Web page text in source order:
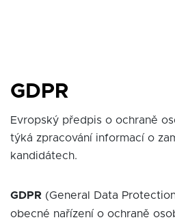
GDPR
Evropský předpis o ochraně
týká zpracování informací o
kandidátech.
GDPR (General Data
obecné nařízení o ochraně